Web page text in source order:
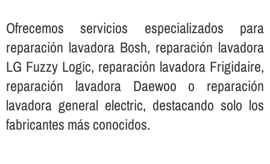
Ofrecemos servicios especializados para
reparación lavadora Bosh, reparación lavadora
LG Fuzzy Logic, reparación lavadora Frigidaire,
reparación lavadora Daewoo o reparación
lavadora general electric, destacando solo los
fabricantes más conocidos.